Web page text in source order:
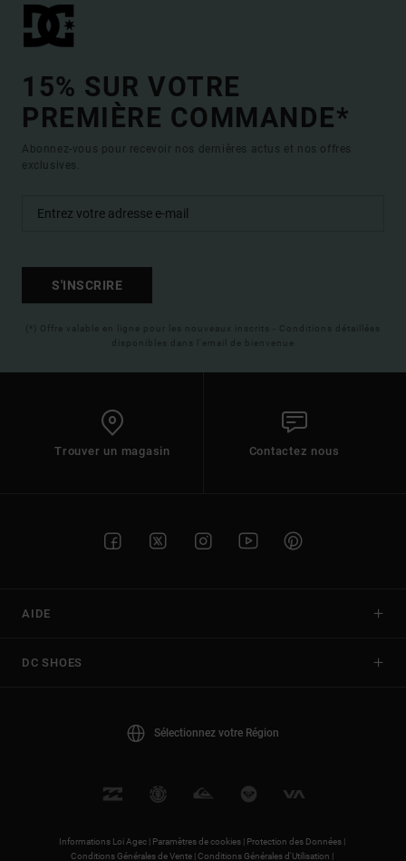
15% SUR VOTRE
PREMIÈRE COMMANDE*
Abonnez-vous pour recevoir nos dernières actus et nos offres
exclusives.
S'INSCRIRE
(*) Offre valable en ligne pour les nouveaux inscrits - Conditions détaillées
disponibles dans l'email de bienvenue
Trouver un magasin Contactez nous
AIDE
DC SHOES
Sélectionnez votre Région
Informations Loi Agec | Paramètres de cookies | Protection des Données |
Conditions Générales de Vente |Conditions Générales d'Utilisation |